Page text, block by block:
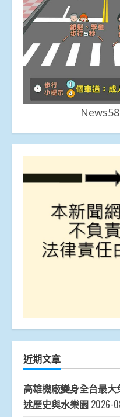
近期文章
高雄機廠變身全台最
述歷史與水樂園 2026-